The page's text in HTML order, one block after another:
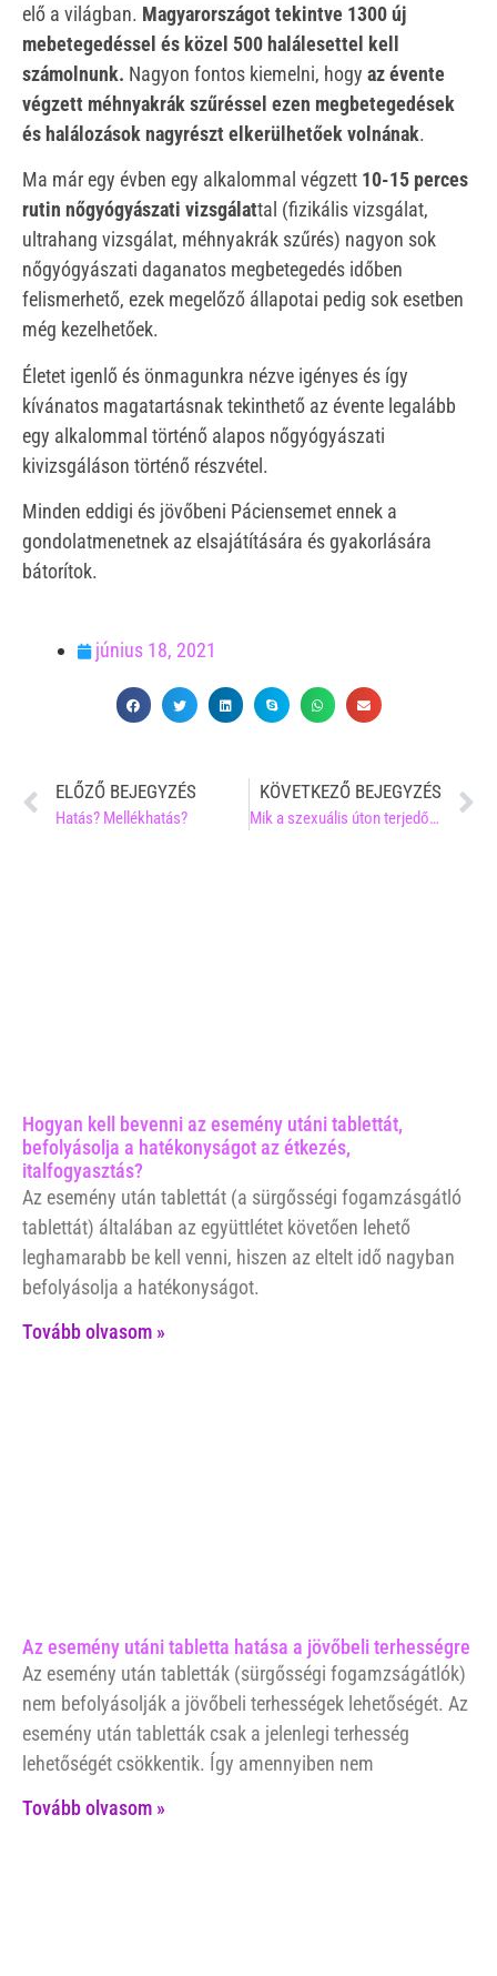
elő a világban. Magyarországot tekintve 1300 új
mebetegedéssel és közel 500 halálesettel kell
számolnunk. Nagyon fontos kiemelni, hogy az évente
végzett méhnyakrák szűréssel ezen megbetegedések
és halálozások nagyrészt elkerülhetőek volnának.
Ma már egy évben egy alkalommal végzett 10-15 perces
rutin nőgyógyászati vizsgálattal (fizikális vizsgálat,
ultrahang vizsgálat, méhnyakrák szűrés) nagyon sok
nőgyógyászati daganatos megbetegedés időben
felismerhető, ezek megelőző állapotai pedig sok esetben
még kezelhetőek.
Életet igenlő és önmagunkra nézve igényes és így
kívánatos magatartásnak tekinthető az évente legalább
egy alkalommal történő alapos nőgyógyászati
kivizsgáláson történő részvétel.
Minden eddigi és jövőbeni Páciensemet ennek a
gondolatmenetnek az elsajátítására és gyakorlására
bátorítok.
június 18, 2021
ELŐZŐ BEJEGYZÉS
Hatás? Mellékhatás?
KÖVETKEZŐ BEJEGYZÉS
Mik a szexuális úton terjedő betegségek (STD) tünetei?
Hogyan kell bevenni az esemény utáni tablettát,
befolyásolja a hatékonyságot az étkezés,
italfogyasztás?
Az esemény után tablettát (a sürgősségi fogamzásgátló
tablettát) általában az együttlétet követően lehető
leghamarabb be kell venni, hiszen az eltelt idő nagyban
befolyásolja a hatékonyságot.
Tovább olvasom »
Az esemény utáni tabletta hatása a jövőbeli terhességre
Az esemény után tabletták (sürgősségi fogamzságátlók)
nem befolyásolják a jövőbeli terhességek lehetőségét. Az
esemény után tabletták csak a jelenlegi terhesség
lehetőségét csökkentik. Így amennyiben nem
Tovább olvasom »